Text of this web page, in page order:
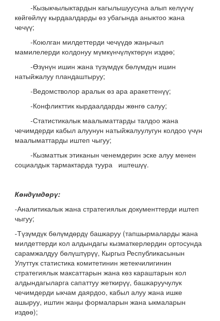
-Кызыкчылыктардын кагылышуусуна алып келүүчү
көйгөйлүү кырдаалдарды өз убагында аныктоо жана
чечүү;
-Коюлган милдеттерди чечүүдө жаңычыл
мамилелерди колдонуу мүмкүнчүлүктөрүн издөө;
-Өзүнүн ишин жана түзүмдүк бөлүмдүн ишин
натыйжалуу пландаштыруу;
-Ведомстволор аралык өз ара аракеттенүү;
-Конфликттик кырдаалдарды жөнгө салуу;
-Статистикалык маалыматтарды талдоо жана
чечимдерди кабыл алуунун натыйжалуулугун колдоо үчүн
маалыматтарды иштеп чыгуу;
-Кызматтык этиканын ченемдерин эске алуу менен
социалдык тармактарда туура иштешүү.
Көндүмдөрү:
-Аналитикалык жана стратегиялык документтерди иштеп
чыгуу;
-Түзүмдүк бөлүмдөрдү башкаруу (тапшырмаларды жана
милдеттерди кол алдындагы кызматкерлердин ортосунда
сарамжалдуу бөлүштүрүү, Кыргыз Республикасынын
Улуттук статистика комитетинин жетекчилигинин
стратегиялык максаттарын жана көз караштарын кол
алдындагыларга сапаттуу жеткирүү, башкаруучулук
чечимдерди ыкчам даярдоо, кабыл алуу жана ишке
ашыруу, иштин жаңы формаларын жана ыкмаларын
издөө);